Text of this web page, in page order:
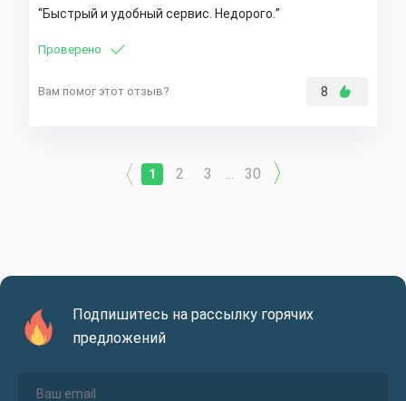
Быстрый и удобный сервис. Недорого.
Проверено
Вам помог этот отзыв? 8
1 2 3 30
Подпишитесь на рассылку горячих
предложений